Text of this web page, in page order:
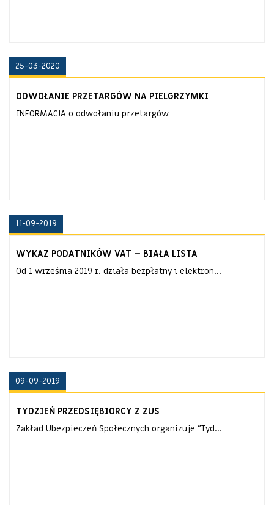
25-03-2020
ODWOŁANIE PRZETARGÓW NA PIELGRZYMKI
INFORMACJA o odwołaniu przetargów
11-09-2019
WYKAZ PODATNIKÓW VAT – BIAŁA LISTA
Od 1 września 2019 r. działa bezpłatny i elektron...
09-09-2019
TYDZIEŃ PRZEDSIĘBIORCY Z ZUS
Zakład Ubezpieczeń Społecznych organizuje "Tyd...